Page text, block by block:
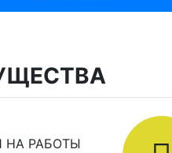
НА РАБОТЫ